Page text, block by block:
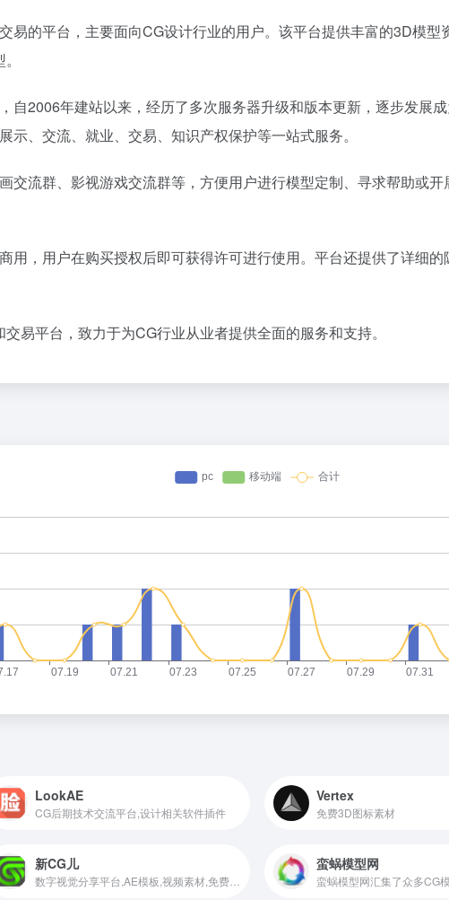
易的平台，主要面向CG设计行业的用户。该平台提供丰富的3D模
自2006年建站以来，经历了多次服务器升级和版本更新，逐步发展
、交流、就业、交易、知识产权保护等一站式服务。
交流群、影视游戏交流群等，方便用户进行模型定制、寻求帮助或
用，用户在购买授权后即可获得许可进行使用。平台还提供了详细
易平台，致力于为CG行业从业者提供全面的服务和支持。
LookAE
CG后期技术交流平台,设计相关软件插件
Vertex
免费3D图标素材
新CG儿 蛮蜗模型网